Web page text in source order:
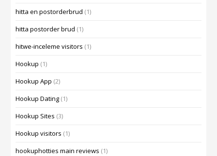
hitta en postorderbrud (1)
hitta postorder brud (1)
hitwe-inceleme visitors (1)
Hookup (1)
Hookup App (2)
Hookup Dating (1)
Hookup Sites (3)
Hookup visitors (1)
hookuphotties main reviews (1)